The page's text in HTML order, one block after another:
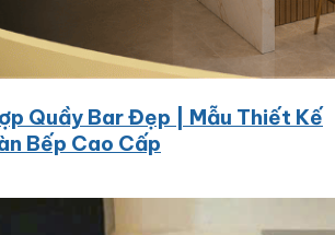
Quầy Bar Đẹp | Mẫu Thiết Kế
Bếp Cao Cấp